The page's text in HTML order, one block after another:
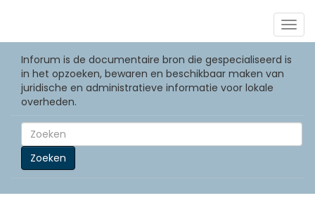
Inforum is de documentaire bron die gespecialiseerd is
in het opzoeken, bewaren en beschikbaar maken van
juridische en administratieve informatie voor lokale
overheden.
Zoeken